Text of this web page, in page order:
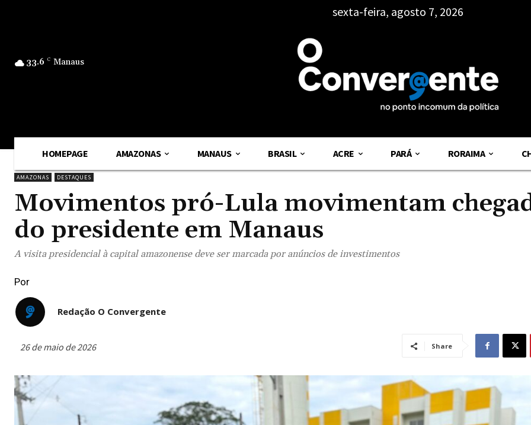
33.6 C Manaus
sexta-feira, agosto 7, 2026
HOMEPAGE AMAZONAS MANAUS BRASIL ACRE PARÁ RORAIMA
AMAZONAS DESTAQUES
Movimentos pró-Lula movimentam
do presidente em Manaus
A visita presidencial à capital amazonense deve ser marcada por anúncios de investimentos
Por
Redação O Convergente
26 de maio de 2026 Share